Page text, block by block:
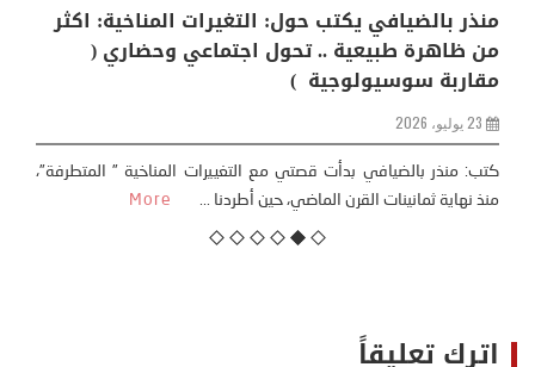
منذر بالضيافي يكتب حول: التغيرات المناخية: اكثر
من ظاهرة طبيعية .. تحول اجتماعي وحضاري (
مقاربة سوسيولوجية )
23 يوليو، 2026
كتب: منذر بالضيافي بدأت قصتي مع التغييرات المناخية ” المتطرفة”،
منذ نهاية ثمانينات القرن الماضي، حين أطردنا ...
More
اترك تعليقاً